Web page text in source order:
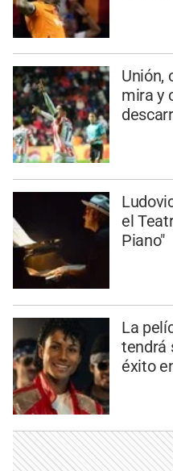
Unión,
mira y
el
Piano"
La
tendrá
éxito